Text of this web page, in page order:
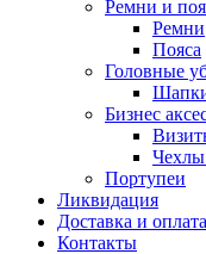
Ремни и
Ремни
Пояса
Головные
Бизнес
Чехлы
Портупеи
Ликвидация
Доставка и оплата
Контакты